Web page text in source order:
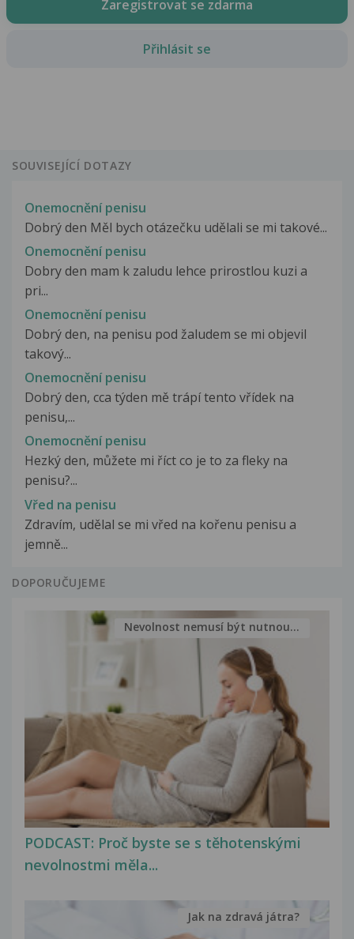
Zaregistrovat se zdarma
Přihlásit se
SOUVISEJÍCÍ DOTAZY
Onemocnění penisu
Dobrý den Měl bych otázečku udělali se mi takové...
Onemocnění penisu
Dobry den mam k zaludu lehce prirostlou kuzi a
pri...
Onemocnění penisu
Dobrý den, na penisu pod žaludem se mi objevil
takový...
Onemocnění penisu
Dobrý den, cca týden mě trápí tento vřídek na
penisu,...
Onemocnění penisu
Hezký den, můžete mi říct co je to za fleky na
penisu?...
Vřed na penisu
Zdravím, udělal se mi vřed na kořenu penisu a
jemně...
DOPORUČUJEME
PODCAST: Proč byste se s těhotenskými
nevolnostmi měla...
Nevolnost nemusí být nutnou...
Jak na zdravá játra?